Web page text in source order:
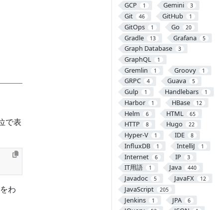
GCP 1 Gemini 3
Git 46 GitHub 1
GitOps 1 Go 20
Gradle 13 Grafana 5
Graph Database 3
GraphQL 1
Gremlin 1 Groovy 1
GRPC 4 Guava 5
Gulp 1 Handlebars 1
Harbor 1 HBase 12
Helm 6 HTML 65
HTTP 8 Hugo 22
Hyper-V 1 IDE 8
InfluxDB 1 IntelliJ 1
Internet 6 IP 3
IT用語 1 Java 440
Javadoc 5 JavaFX 12
JavaScript 205
Jenkins 1 JPA 6
で表
わ